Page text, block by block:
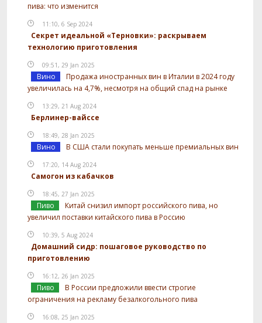
пива: что изменится
11:10, 6 Sep 2024
Секрет идеальной «Терновки»: раскрываем
технологию приготовления
09:51, 29 Jan 2025
Вино
Продажа иностранных вин в Италии в 2024 году
увеличилась на 4,7%, несмотря на общий спад на рынке
13:29, 21 Aug 2024
Берлинер-вайссе
18:49, 28 Jan 2025
Вино В США стали покупать меньше премиальных вин
17:20, 14 Aug 2024
Самогон из кабачков
18:45, 27 Jan 2025
Пиво
Китай снизил импорт российского пива, но
увеличил поставки китайского пива в Россию
10:39, 5 Aug 2024
Домашний сидр: пошаговое руководство по
приготовлению
16:12, 26 Jan 2025
Пиво
В России предложили ввести строгие
ограничения на рекламу безалкогольного пива
16:08, 25 Jan 2025